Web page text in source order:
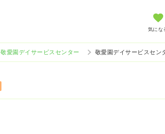
気にな
敬愛園デイサービスセンター 敬愛園デイサービスセン